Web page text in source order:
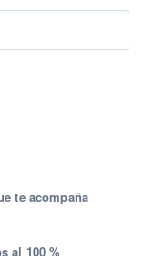
te acompaña
al 100 %